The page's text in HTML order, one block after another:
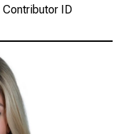
Contributor ID